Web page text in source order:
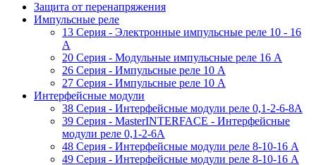
Защита от перенапряжения
Импульсные реле
13 Серия - Электронные импульсные реле 10 - 16
A
20 Серия - Модульные импульсные реле 16 A
26 Серия - Импульсные реле 10 A
27 Серия - Импульсные реле 10 A
Интерфейсные модули
38 Cерия - Интерфейсные модули реле 0,1-2-6-8А
39 Cерия - MasterINTERFACE - Интерфейсные
модули реле 0,1-2-6А
48 Cерия - Интерфейсные модули реле 8-10-16 A
49 Серия - Интерфейсные модули реле 8-10-16 A